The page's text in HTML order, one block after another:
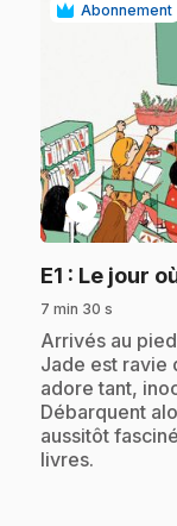
Abonnement
play_circle
E1 : Le jour
7 min 30 s
.Arrivés au
Jade est ravie
adore tant,
Débarquent
aussitôt
livres.